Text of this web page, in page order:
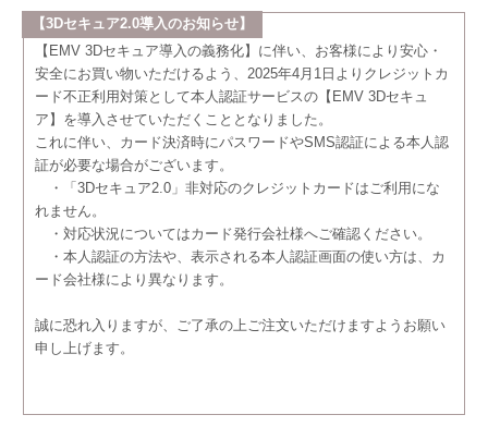
【3Dセキュア2.0導入のお知らせ】
【EMV 3Dセキュア導入の義務化】に伴い、お客様により安心・
安全にお買い物いただけるよう、2025年4月1日よりクレジットカ
ード不正利用対策として本人認証サービスの【EMV 3Dセキュ
ア】を導入させていただくこととなりました。
これに伴い、カード決済時にパスワードやSMS認証による本人認
証が必要な場合がございます。
・「3Dセキュア2.0」非対応のクレジットカードはご利用にな
れません。
・対応状況についてはカード発行会社様へご確認ください。
・本人認証の方法や、表示される本人認証画面の使い方は、カ
ード会社様により異なります。
誠に恐れ入りますが、ご了承の上ご注文いただけますようお願い
申し上げます。